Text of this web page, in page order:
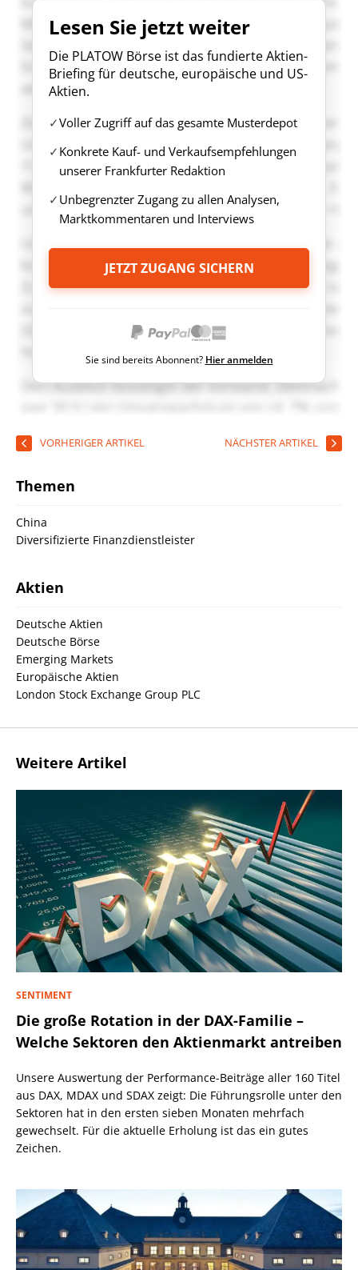
Lesen Sie jetzt weiter
Die PLATOW Börse ist das fundierte Aktien-
Briefing für deutsche, europäische und US-
Aktien.
Voller Zugriff auf das gesamte Musterdepot
Konkrete Kauf- und Verkaufsempfehlungen
unserer Frankfurter Redaktion
Unbegrenzter Zugang zu allen Analysen,
Marktkommentaren und Interviews
JETZT ZUGANG SICHERN
Sie sind bereits Abonnent? Hier anmelden
VORHERIGER ARTIKEL NÄCHSTER ARTIKEL
Themen
China
Diversifizierte Finanzdienstleister
Aktien
Deutsche Aktien
Deutsche Börse
Emerging Markets
Europäische Aktien
London Stock Exchange Group PLC
Weitere Artikel
SENTIMENT
Die große Rotation in der DAX-Familie –
Welche Sektoren den Aktienmarkt antreiben
Unsere Auswertung der Performance-Beiträge aller 160 Titel
aus DAX, MDAX und SDAX zeigt: Die Führungsrolle unter den
Sektoren hat in den ersten sieben Monaten mehrfach
gewechselt. Für die aktuelle Erholung ist das ein gutes
Zeichen.